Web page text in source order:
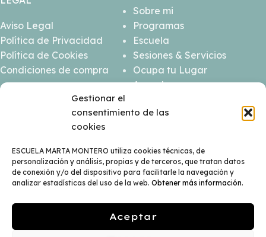
Gestionar el
consentimiento de las
cookies
ESCUELA MARTA MONTERO utiliza cookies técnicas, de
personalización y análisis, propias y de terceros, que tratan datos
de conexión y/o del dispositivo para facilitarle la navegación y
analizar estadísticas del uso de la web. Obtener más información.
Aceptar
Aviso Legal
Política de Privacidad
Política de Cookies
Condiciones de compra
Sobre mi
Programas
Escuela
Sesiones & Servicios
Ocupa tu Lugar
Agenda
ESCUELA MARTA MONTERO© DISEÑO Y DESARROLLO WEB
BGIMENO STUDIO